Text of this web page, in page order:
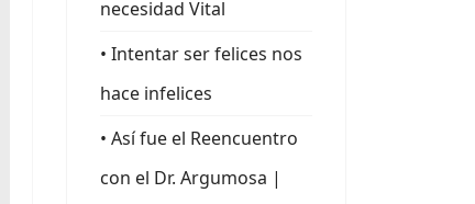
necesidad Vital
• Intentar ser felices nos
hace infelices
• Así fue el Reencuentro
con el Dr. Argumosa |